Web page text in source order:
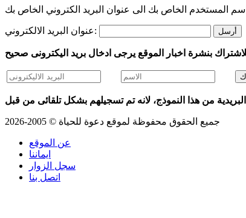
عنوان البريد الالكتروني: أرسل
من هذا النموذج، لانه تم تسجيلهم بشكل تلقائى من قبل
جميع الحقوق محفوظة لموقع دعوة للحياة © 2005-2026
عن الموقع
ايماننا
سجل الزوار
اتصل بنا